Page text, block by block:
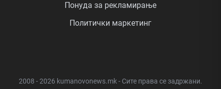
Понуда за рекламирање
Политички маркетинг
2008 - 2026 kumanovonews.mk - Сите права се задржани.